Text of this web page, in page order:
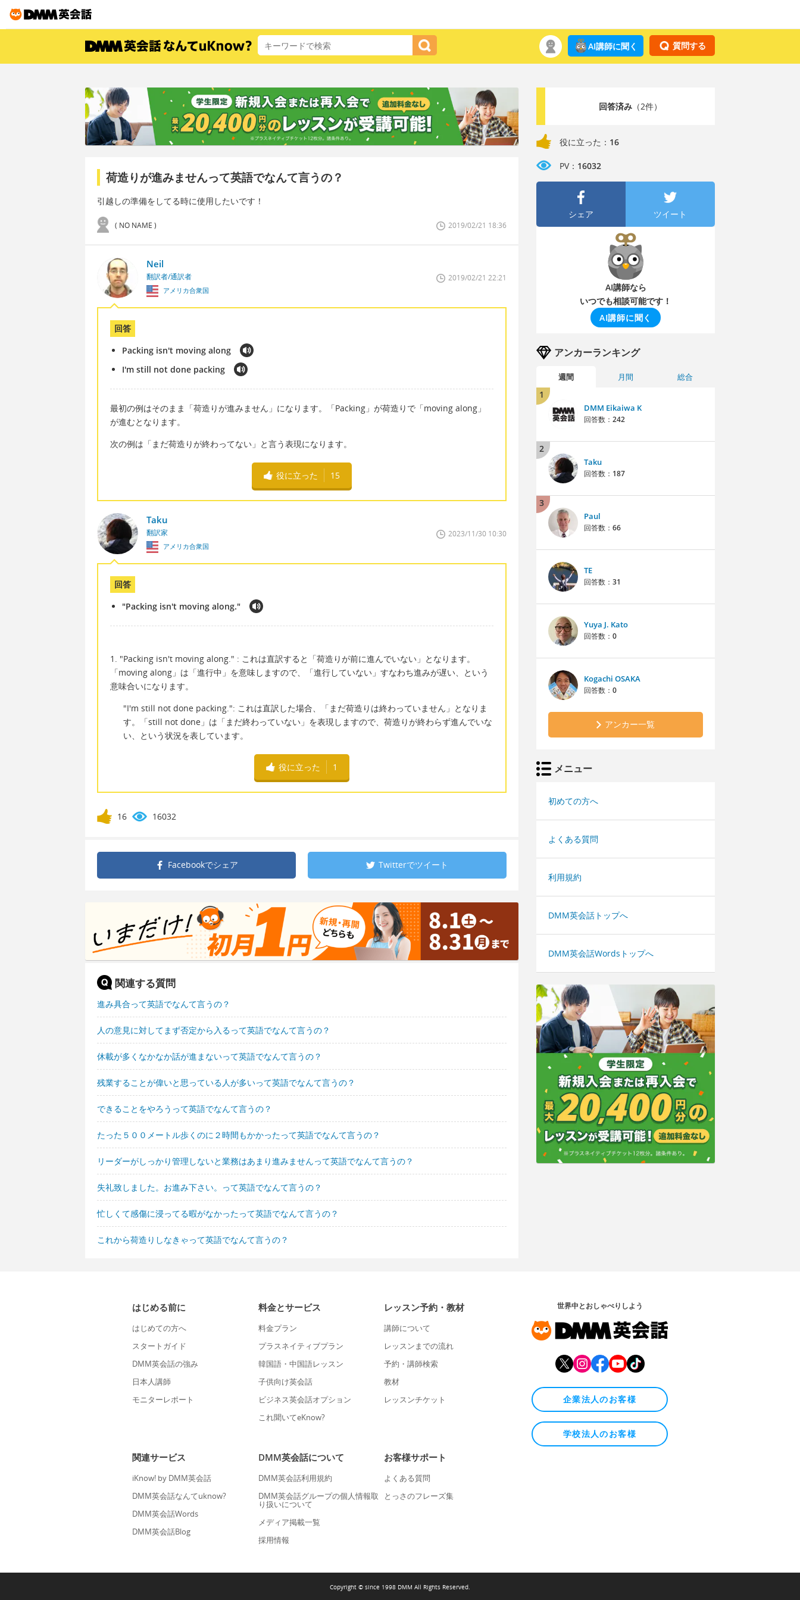
質問する
AI講師に聞く
荷造りが進みませんって英語でなんて言うの？
引越しの準備をしてる時に使用したいです！
( NO NAME ) 2019/02/21 18:36
Neil
翻訳者/通訳者
アメリカ合衆国
2019/02/21 22:21
回答
Packing isn't moving along
I'm still not done packing
最初の例はそのまま「荷造りが進みません」になります。「Packing」が荷造りで「moving along」
が進むとなります。
次の例は「まだ荷造りが終わってない」と言う表現になります。
役に立った 15
Taku
翻訳家
アメリカ合衆国
2023/11/30 10:30
回答
"Packing isn't moving along."
1. "Packing isn't moving along." : これは直訳すると「荷造りが前に進んでいない」となります。
「moving along」は「進行中」を意味しますので、「進行していない」すなわち進みが遅い、という
意味合いになります。
"I'm still not done packing.": これは直訳した場合、「まだ荷造りは終わっていません」となりま
す。「still not done」は「まだ終わっていない」を表現しますので、荷造りが終わらず進んでいな
い、という状況を表しています。
役に立った 1
16 16032
Facebookでシェア Twitterでツイート
関連する質問
進み具合って英語でなんて言うの？
人の意見に対してまず否定から入るって英語でなんて言うの？
休載が多くなかなか話が進まないって英語でなんて言うの？
残業することが偉いと思っている人が多いって英語でなんて言うの？
できることをやろうって英語でなんて言うの？
たった５００メートル歩くのに２時間もかかったって英語でなんて言うの？
リーダーがしっかり管理しないと業務はあまり進みませんって英語でなんて言うの？
失礼致しました。お進み下さい。って英語でなんて言うの？
忙しくて感傷に浸ってる暇がなかったって英語でなんて言うの？
これから荷造りしなきゃって英語でなんて言うの？
回答済み（2件）
役に立った： 16
PV： 16032
シェア ツイート
AI講師なら
いつでも相談可能です！
AI講師に聞く
アンカーランキング
週間 月間 総合
1
DMM Eikaiwa K
回答数： 242
2
Taku
回答数： 187
3
Paul
回答数： 66
TE
回答数： 31
Yuya J. Kato
回答数： 0
Kogachi OSAKA
回答数： 0
アンカー一覧
メニュー
初めての方へ
よくある質問
利用規約
DMM英会話トップへ
DMM英会話Wordsトップへ
はじめる前に
はじめての方へ
スタートガイド
DMM英会話の強み
日本人講師
モニターレポート
料金とサービス
料金プラン
プラスネイティブプラン
韓国語・中国語レッスン
子供向け英会話
ビジネス英会話オプション
これ聞いてeKnow?
レッスン予約・教材
講師について
レッスンまでの流れ
予約・講師検索
教材
レッスンチケット
関連サービス
iKnow! by DMM英会話
DMM英会話なんてuknow?
DMM英会話Words
DMM英会話Blog
DMM英会話について
DMM英会話利用規約
DMM英会話グループの個人情報取
り扱いについて
メディア掲載一覧
採用情報
お客様サポート
よくある質問
とっさのフレーズ集
世界中とおしゃべりしよう
企業法人のお客様
学校法人のお客様
Copyright © since 1998 DMM All Rights Reserved.